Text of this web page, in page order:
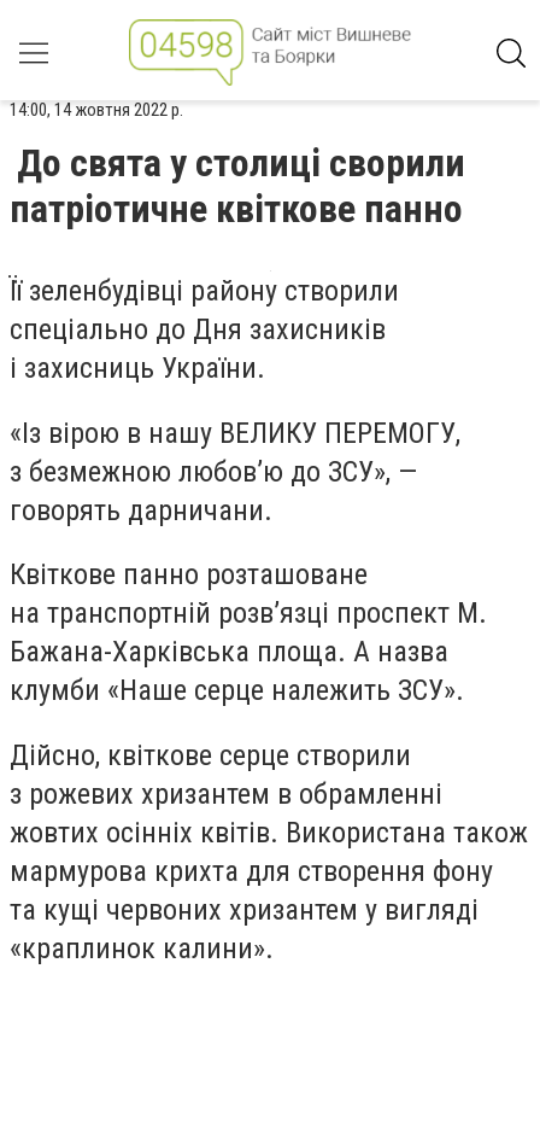
14:00, 14 жовтня 2022 р.
До свята у столиці сворили
патріотичне квіткове панно
Її зеленбудівці району створили
спеціально до Дня захисників
і захисниць України.
«Із вірою в нашу ВЕЛИКУ ПЕРЕМОГУ,
з безмежною любов’ю до ЗСУ», —
говорять дарничани.
Квіткове панно розташоване
на транспортній розв’язці проспект М.
Бажана-Харківська площа. А назва
клумби «Наше серце належить ЗСУ».
Дійсно, квіткове серце створили
з рожевих хризантем в обрамленні
жовтих осінніх квітів. Використана також
мармурова крихта для створення фону
та кущі червоних хризантем у вигляді
«краплинок калини».